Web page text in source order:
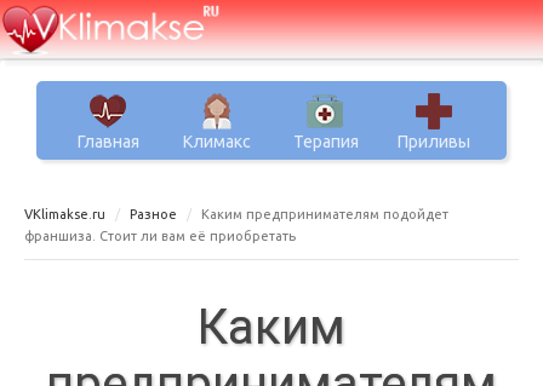
Главная Климакс Терапия Приливы
VKlimakse.ru Разное
Каким предпринимателям подойдет
франшиза. Стоит ли вам её приобретать
Каким